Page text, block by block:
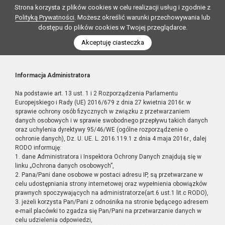
Strona korzysta z plików cookies w celu realizacji usług i zgodnie z
Polityką Prywatności. Możesz określić warunki przechowywania lub
dostępu do plików cookies w Twojej przeglądarce.
Akceptuję ciasteczka
Informacja Administratora
Na podstawie art. 13 ust. 1 i 2 Rozporządzenia Parlamentu
Europejskiego i Rady (UE) 2016/679 z dnia 27 kwietnia 2016r. w
sprawie ochrony osób fizycznych w związku z przetwarzaniem
danych osobowych i w sprawie swobodnego przepływu takich danych
oraz uchylenia dyrektywy 95/46/WE (ogólne rozporządzenie o
ochronie danych), Dz. U. UE. L. 2016.119.1 z dnia 4 maja 2016r., dalej
RODO informuję:
1. dane Administratora i Inspektora Ochrony Danych znajdują się w
linku „Ochrona danych osobowych”,
2. Pana/Pani dane osobowe w postaci adresu IP, są przetwarzane w
celu udostępniania strony internetowej oraz wypełnienia obowiązków
prawnych spoczywających na administratorze(art.6 ust.1 lit.c RODO),
3. jeżeli korzysta Pan/Pani z odnośnika na stronie będącego adresem
e-mail placówki to zgadza się Pan/Pani na przetwarzanie danych w
celu udzielenia odpowiedzi,